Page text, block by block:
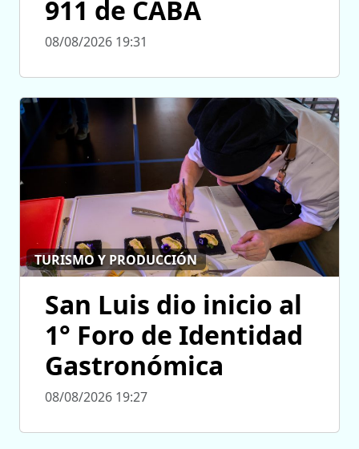
911 de CABA
08/08/2026 19:31
TURISMO Y PRODUCCIÓN
San Luis dio inicio al
1° Foro de Identidad
Gastronómica
08/08/2026 19:27